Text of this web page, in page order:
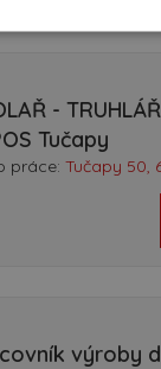
-
Tučapy
práce: Tučapy 50,
výroby